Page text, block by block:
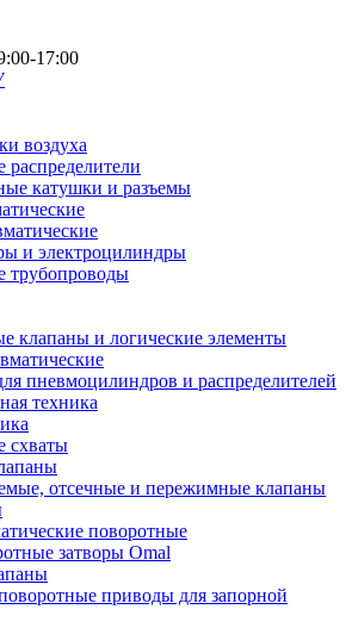
17:00
воздуха
распределители
катушки и разъемы
и электроцилиндры
трубопроводы
клапаны и логические элементы
пневмоцилиндров и распределителей
техника
схваты
отсечные и пережимные клапаны
поворотные
затворы Omal
приводы для запорной